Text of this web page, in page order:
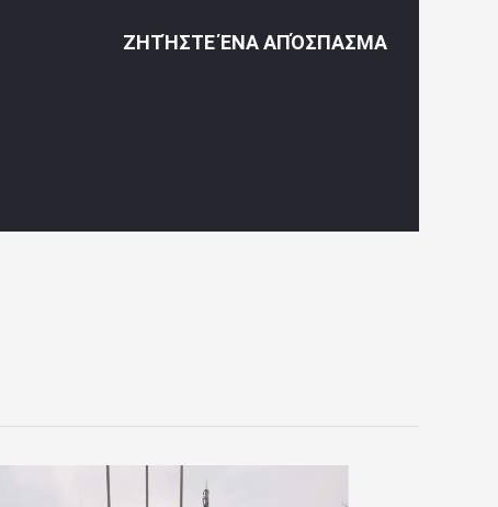
ΖΗΤΉΣΤΕ ΈΝΑ ΑΠΌΣΠΑΣΜΑ